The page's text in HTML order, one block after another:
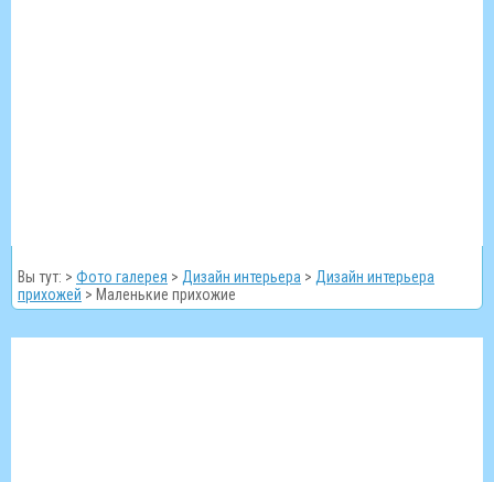
Вы тут: > Фото галерея > Дизайн интерьера > Дизайн интерьера
прихожей > Маленькие прихожие